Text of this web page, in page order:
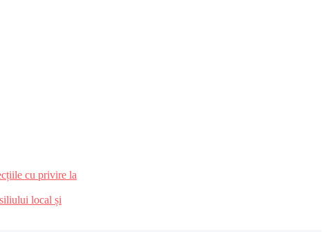
cu privire la
local și